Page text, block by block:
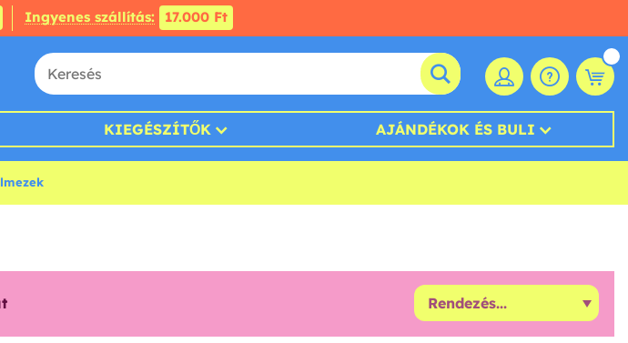
Ingyenes szállítás: 17.000 Ft
KIEGÉSZÍTŐK AJÁNDÉKOK ÉS BULI